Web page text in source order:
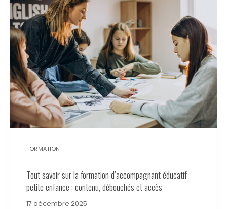
FORMATION
Tout savoir sur la formation d’accompagnant éducatif
petite enfance : contenu, débouchés et accès
17 décembre 2025